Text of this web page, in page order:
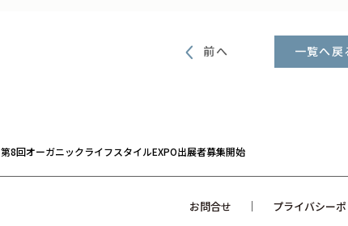
前へ 一覧へ戻
第8回オーガニックライフスタイルEXPO出展者募集開始
お問合せ プライバシー